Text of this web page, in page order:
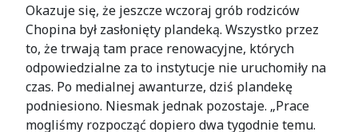
Okazuje się, że jeszcze wczoraj grób rodziców
Chopina był zasłonięty plandeką. Wszystko przez
to, że trwają tam prace renowacyjne, których
odpowiedzialne za to instytucje nie uruchomiły na
czas. Po medialnej awanturze, dziś plandekę
podniesiono. Niesmak jednak pozostaje. „Prace
mogliśmy rozpocząć dopiero dwa tygodnie temu.